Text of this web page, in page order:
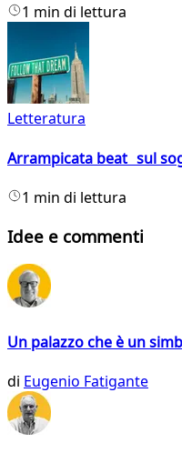
1 min di lettura
Letteratura
Arrampicata beat sul
1 min di lettura
Idee e commenti
Un palazzo che è un
di Eugenio Fatigante